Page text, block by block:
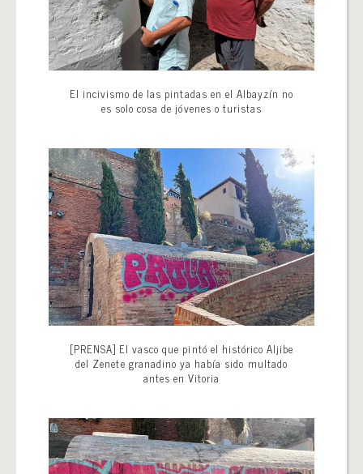
El incivismo de las pintadas en el Albayzín no
es solo cosa de jóvenes o turistas
[PRENSA] El vasco que pintó el histórico Aljibe
del Zenete granadino ya había sido multado
antes en Vitoria